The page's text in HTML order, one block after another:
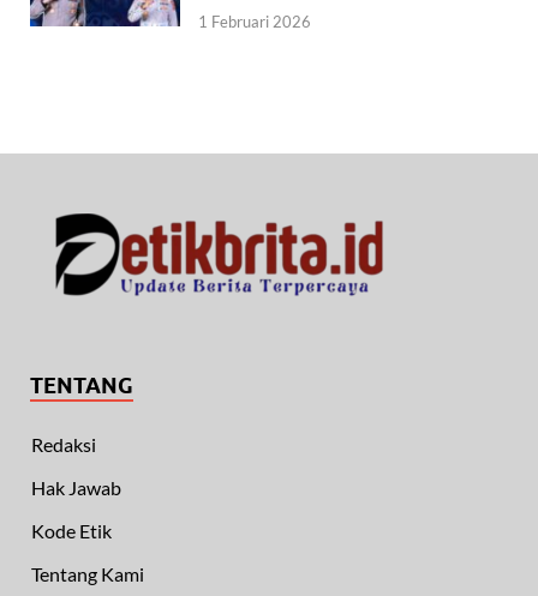
1 Februari 2026
TENTANG
Redaksi
Hak Jawab
Kode Etik
Tentang Kami